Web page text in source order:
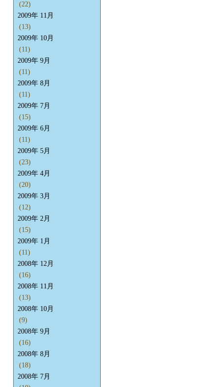
(22)
2009年 11月
(13)
2009年 10月
(11)
2009年 9月
(11)
2009年 8月
(11)
2009年 7月
(15)
2009年 6月
(11)
2009年 5月
(23)
2009年 4月
(20)
2009年 3月
(12)
2009年 2月
(15)
2009年 1月
(11)
2008年 12月
(16)
2008年 11月
(13)
2008年 10月
(9)
2008年 9月
(16)
2008年 8月
(18)
2008年 7月